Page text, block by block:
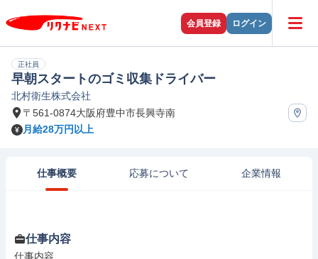
会員登録 ログイン
正社員
早朝スタートのゴミ収集ドライバー
北村衛生株式会社
〒561-0874大阪府豊中市長興寺南
月給28万円以上
仕事概要 応募について 企業情報
仕事内容
仕事内容